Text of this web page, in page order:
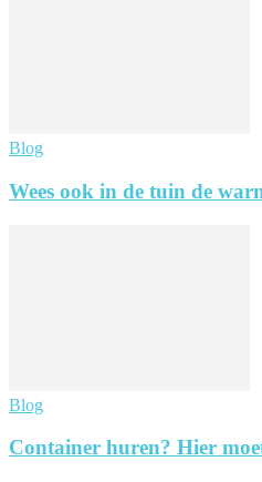
Blog
Wees ook in de tuin de
Blog
Container huren? Hier